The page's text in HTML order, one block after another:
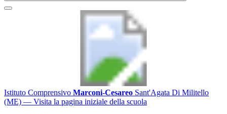
Istituto Comprensivo Marconi-Cesareo Sant'Agata Di Militello
(ME) — Visita la pagina iniziale della scuola